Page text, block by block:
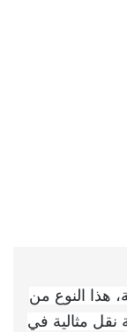
هذا النوع من
نقل مثالية في